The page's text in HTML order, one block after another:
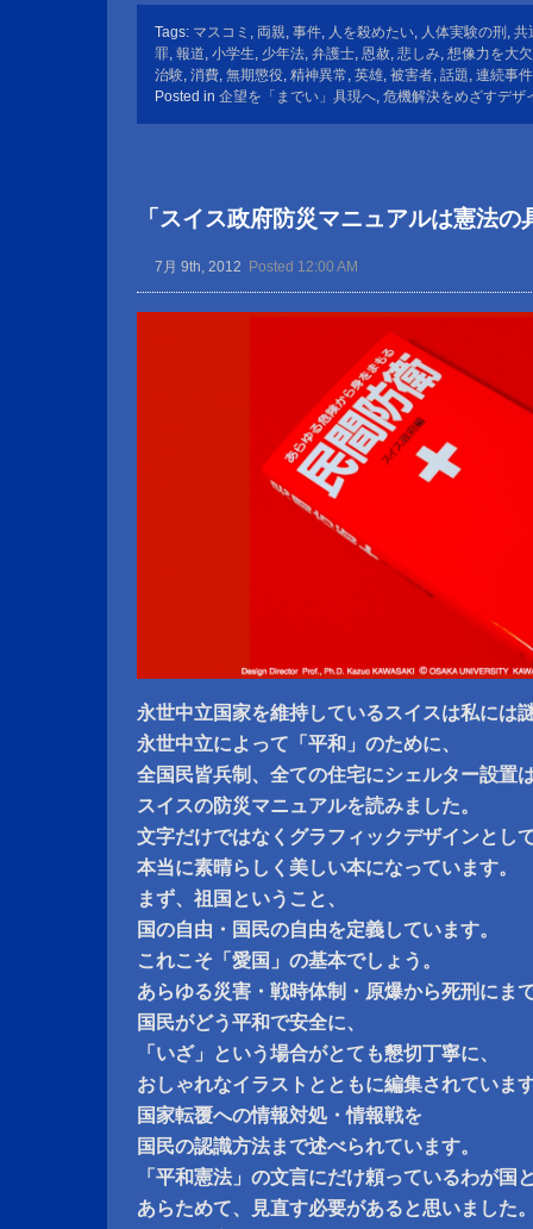
Tags: マスコミ , 両親, 事件, 人を殺めたい, 人体実験の刑 , 共
罪, 報道, 小学生, 少年法, 弁護士, 恩赦, 悲しみ, 想像力を大
治験, 消費, 無期懲役, 精神異常, 英雄, 被害者, 話題, 連続事件
Posted in 企望を「までい」具現へ, 危機解決をめざすデザ
「スイス政府防災マニュアルは憲法の
7月 9th, 2012 Posted 12:00 AM
永世中立国家を維持しているスイスは私には
永世中立によって「平和」のために、
全国民皆兵制、全ての住宅にシェルター設置
スイスの防災マニュアルを読みました。
文字だけではなくグラフィックデザインとし
本当に素晴らしく美しい本になっています。
まず、祖国ということ、
国の自由・国民の自由を定義しています。
これこそ「愛国」の基本でしょう。
あらゆる災害・戦時体制・原爆から死刑にま
国民がどう平和で安全に、
「いざ」という場合がとても懇切丁寧に、
おしゃれなイラストとともに編集されていま
国家転覆への情報対処・情報戦を
国民の認識方法まで述べられています。
「平和憲法」の文言にだけ頼っているわが国
あらためて、見直す必要があると思いました